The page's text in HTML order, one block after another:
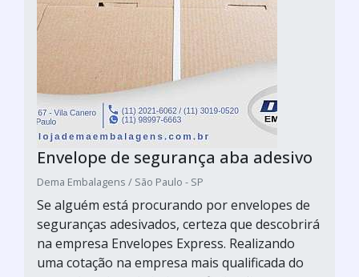
Envelope de segurança aba adesivo
Dema Embalagens / São Paulo - SP
Se alguém está procurando por envelopes de
seguranças adesivados, certeza que descobrirá
na empresa Envelopes Express. Realizando
uma cotação na empresa mais qualificada do